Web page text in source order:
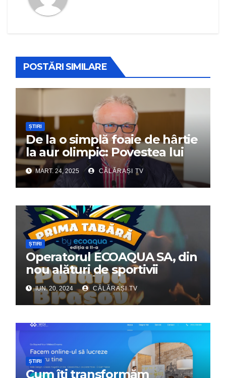
POSTĂRI SIMILARE
ȘTIRI
De la o simplă foaie de hârtie
la aur olimpic: Povestea lui
Dumitru Chirilă
MART. 24, 2025 CĂLĂRAȘI TV
ȘTIRI
Operatorul ECOAQUA SA, din
nou alături de sportivii
călărășeni. Începe „Prima
Tabără”!
IUN. 20, 2024 CĂLĂRAȘI TV
ȘTIRI
Cum îți transformăm